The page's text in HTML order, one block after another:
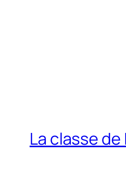
La classe de